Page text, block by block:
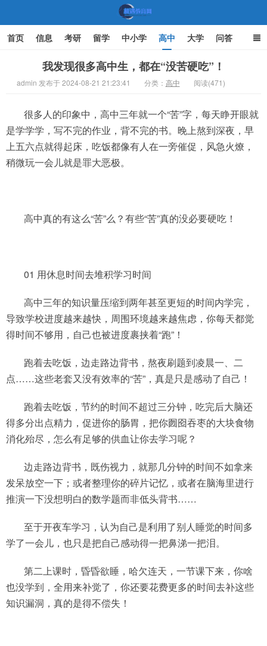
首页 信息 考研 留学 中小学 高中 大学 问答
家庭教育
我发现很多高中生，都在“没苦硬吃”！
admin 发布于 2024-08-21 21:23:41 分类： 高中 阅读(471)
很多人的印象中，高中三年就一个“苦”字，每天睁开眼就
是学学学，写不完的作业，背不完的书。晚上熬到深夜，早
上五六点就得起床，吃饭都像有人在一旁催促，风急火燎，
稍微玩一会儿就是罪大恶极。
高中真的有这么“苦”么？有些“苦”真的没必要硬吃！
01 用休息时间去堆积学习时间
高中三年的知识量压缩到两年甚至更短的时间内学完，
导致学校进度越来越快，周围环境越来越焦虑，你每天都觉
得时间不够用，自己也被进度裹挟着“跑”！
跑着去吃饭，边走路边背书，熬夜刷题到凌晨一、二
点……这些老套又没有效率的“苦”，真是只是感动了自己！
跑着去吃饭，节约的时间不超过三分钟，吃完后大脑还
得多分出点精力，促进你的肠胃，把你囫囵吞枣的大块食物
消化殆尽，怎么有足够的供血让你去学习呢？
边走路边背书，既伤视力，就那几分钟的时间不如拿来
发呆放空一下；或者整理你的碎片记忆，或者在脑海里进行
推演一下没想明白的数学题而非低头背书……
至于开夜车学习，认为自己是利用了别人睡觉的时间多
学了一会儿，也只是把自己感动得一把鼻涕一把泪。
第二上课时，昏昏欲睡，哈欠连天，一节课下来，你啥
也没学到，全用来补觉了，你还要花费更多的时间去补这些
知识漏洞，真的是得不偿失！